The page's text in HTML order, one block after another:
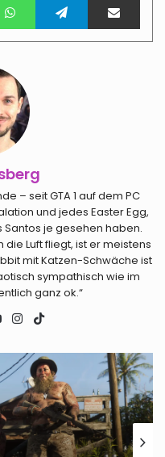
– seit GTA 1 auf dem PC
und jedes Easter Egg,
Santos je gesehen haben.
Luft fliegt, ist er meistens
mit Katzen-Schwäche ist
sympathisch wie im
ganz ok.“
YouTubeInstagram